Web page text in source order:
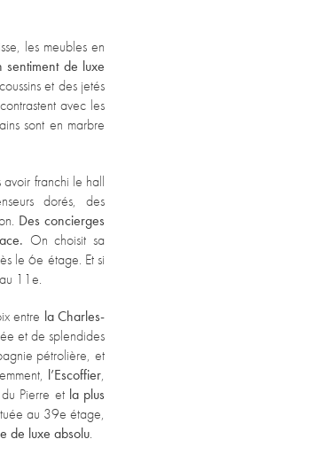
les meubles en
sentiment de luxe
et des jetés
avec les
sont en marbre
avoir franchi le hall
dorés, des
Des concierges
On choisit sa
le 6e étage. Et si
11e.
entre la Charles-
et de splendides
pétrolière, et
l’Escoffier,
Pierre et la plus
au 39e étage,
de luxe absolu.